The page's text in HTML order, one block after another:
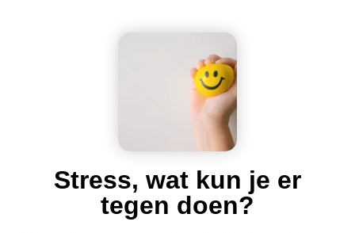
Stress, wat kun je er
tegen doen?